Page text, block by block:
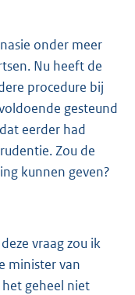
onder meer
Nu heeft de
procedure bij
gesteund
eerder had
Zou de
kunnen geven?
vraag zou ik
minister van
geheel niet